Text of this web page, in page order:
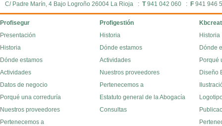
C/ Padre Marín, 4 Bajo Logroño 26004 La Rioja : T941 042 060 : F 941
Profisegur Profigestión
Presentación
Historia
Dónde estamos
Actividades
Datos de negocio
Porqué una correduría
Nuestros proveedores
Pertenecemos a
Historia
Dónde estamos
Actividades
Nuestros proveedores
Pertenecemos a
Estatuto general de la Abogacía
Consultas
Historia
Dónde
Porqué
Diseño